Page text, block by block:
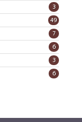
3
49
7
6
3
6